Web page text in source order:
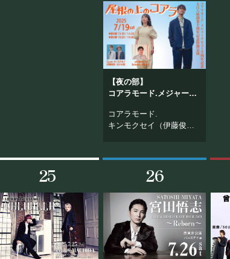
produced by kazuyuki
takeuchi
【夜の部】
コアラモード.メジャーデ
まほろ座MACHIDA創業10
周年記念特別公演
コアラモード.
キンモクセイ（伊藤俊
takeuchi
25 26